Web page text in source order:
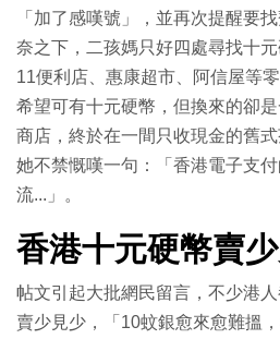
「加了感嘆號」，並再次提醒要
奈之下，二孩媽只好四處尋找十
11便利店、惠康超市、阿信屋等
希望可有十元硬幣，但換來的卻
商店，終於在一間只收現金的舊
她不禁慨嘆一句：「香港電子支
流...」。
香港十元硬幣賣
帖文引起大批網民留言，不少港
賣少見少，「10蚊銀愈來愈難搵